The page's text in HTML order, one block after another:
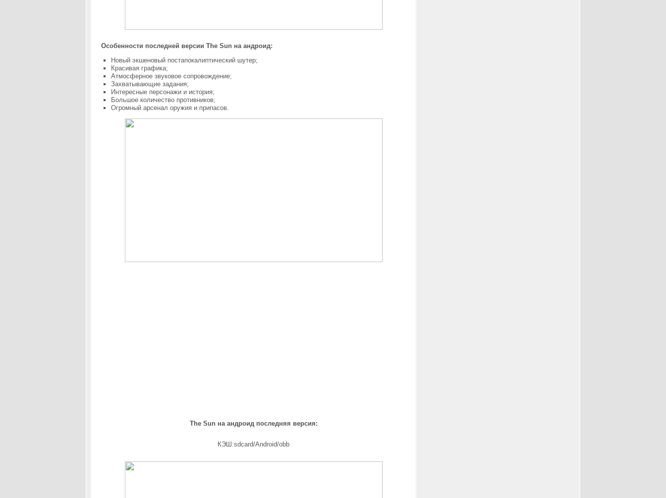
Особенности последней версии The Sun на андроид:
Новый экшеновый постапокалиптический шутер;
Красивая графика;
Атмосферное звуковое сопровождение;
Захватывающие задания;
Интересные персонажи и история;
Большое количество противников;
Огромный арсенал оружия и припасов.
The Sun на андроид последняя версия:
КЭШ:sdcard/Android/obb